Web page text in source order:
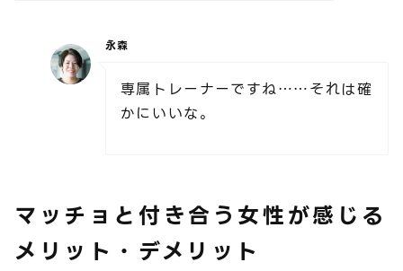
永森
専属トレーナーですね……それは確
かにいいな。
マッチョと付き合う女性が感じる
メリット・デメリット